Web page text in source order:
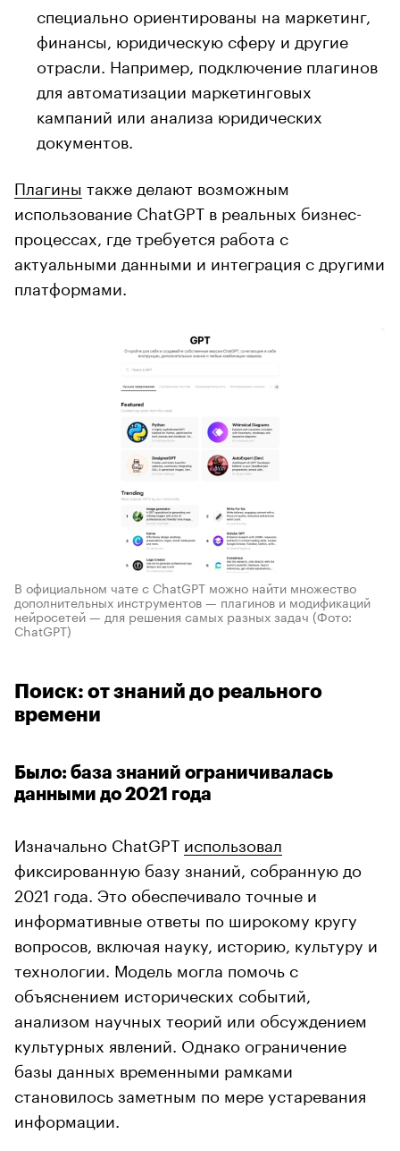
специально ориентированы на маркетинг,
финансы, юридическую сферу и другие
отрасли. Например, подключение плагинов
для автоматизации маркетинговых
кампаний или анализа юридических
документов.
Плагины также делают возможным
использование ChatGPT в реальных бизнес-
процессах, где требуется работа с
актуальными данными и интеграция с другими
платформами.
В официальном чате с ChatGPT можно найти множество
дополнительных инструментов — плагинов и модификаций
нейросетей — для решения самых разных задач(Фото:
ChatGPT)
Поиск: от знаний до реального
времени
Было: база знаний ограничивалась
данными до 2021 года
Изначально ChatGPT использовал
фиксированную базу знаний, собранную до
2021 года. Это обеспечивало точные и
информативные ответы по широкому кругу
вопросов, включая науку, историю, культуру и
технологии. Модель могла помочь с
объяснением исторических событий,
анализом научных теорий или обсуждением
культурных явлений. Однако ограничение
базы данных временными рамками
становилось заметным по мере устаревания
информации.